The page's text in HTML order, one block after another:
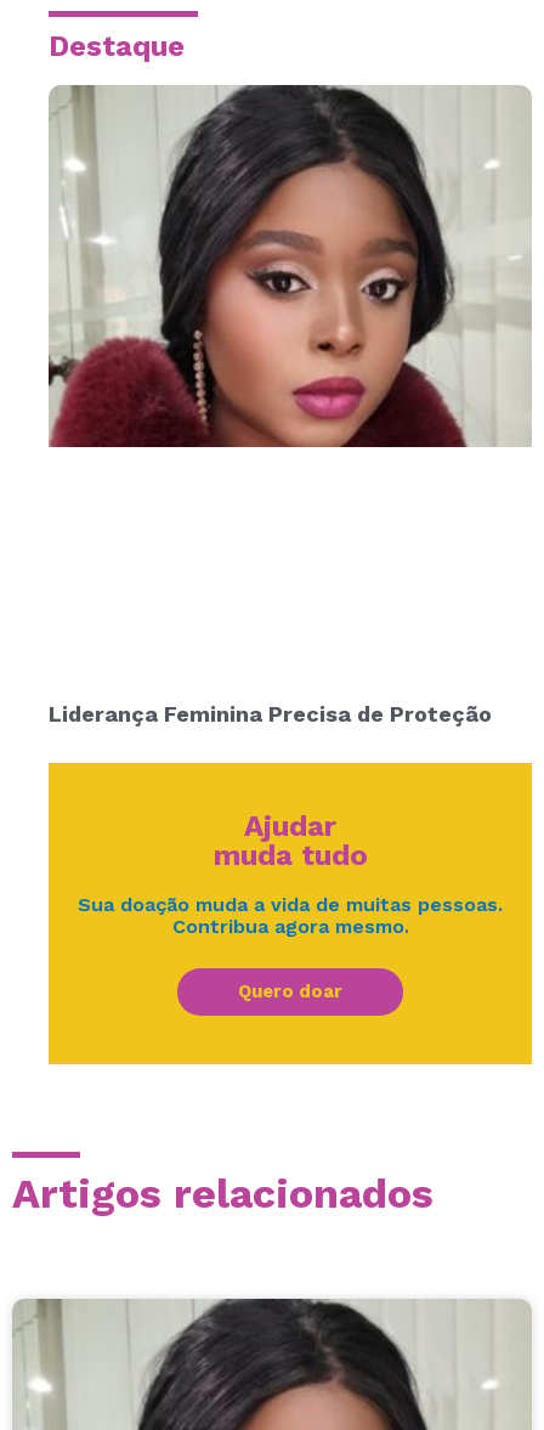
Destaque
Liderança Feminina Precisa de Proteção
Ajudar
muda tudo
Sua doação muda a vida de muitas pessoas.
Contribua agora mesmo.
Quero doar
Artigos relacionados